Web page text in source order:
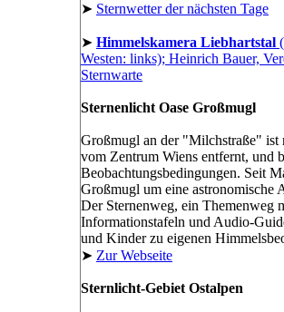
➤ Sternwetter der nächsten Tage
➤ Himmelskamera Liebhartstal
Westen: links); Heinrich Bauer,
Sternwarte
Sternenlicht Oase Großmugl
Großmugl an der "Milchstraße"
vom Zentrum Wiens entfernt, und
Beobachtungsbedingungen. Seit
Großmugl um eine astronomische
Der Sternenweg, ein Themenweg
Informationstafeln und Audio-
und Kinder zu eigenen
➤ Zur Webseite
Sternlicht-Gebiet Ostalpen